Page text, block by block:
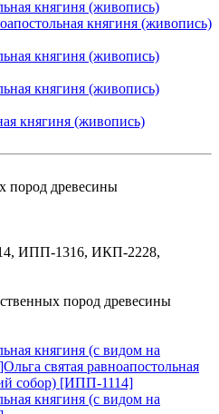
княгиня (живопись)
пород древесины
ИПП-1316, ИКП-2228,
пород древесины